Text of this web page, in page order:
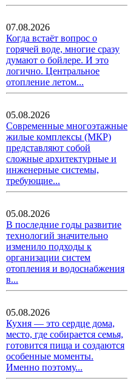
07.08.2026
Когда встаёт вопрос о
горячей воде, многие сразу
думают о бойлере. И это
логично. Центральное
отопление летом...
05.08.2026
Современные многоэтажные
жилые комплексы (МКР)
представляют собой
сложные архитектурные и
инженерные системы,
требующие...
05.08.2026
В последние годы развитие
технологий значительно
изменило подходы к
организации систем
отопления и водоснабжения
в...
05.08.2026
Кухня — это сердце дома,
место, где собирается семья,
готовится пища и создаются
особенные моменты.
Именно поэтому...